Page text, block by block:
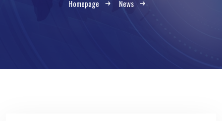
Homepage News